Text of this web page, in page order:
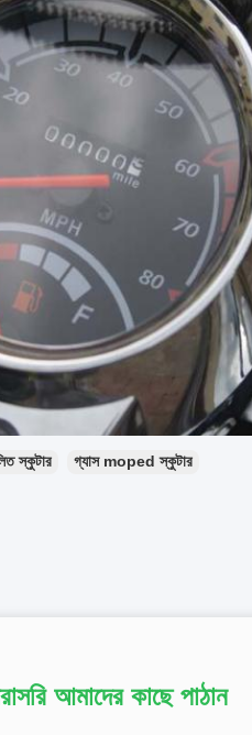
স্কুটার গ্যাস moped স্কুটার
আমাদের কাছে পাঠান